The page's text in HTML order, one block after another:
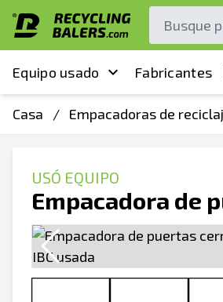
Equipo usado Fabricantes
Casa / Empacadoras de
USÓ EQUIPO
Empacadora de